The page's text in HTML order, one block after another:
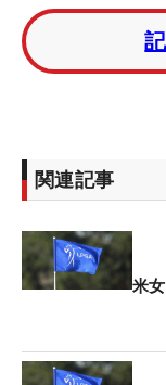
ランキング』。
◇
米女子オープン
金総額1200万
制したのは笹生
金240万ドル（
8812ドル（約3
関連記事
米